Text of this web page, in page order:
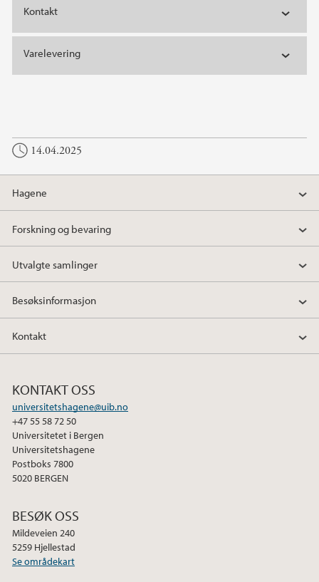
Hovedinnhold
Kontakt
Varelevering
14.04.2025
Hagene
Forskning og bevaring
Utvalgte samlinger
Besøksinformasjon
Kontakt
KONTAKT OSS
universitetshagene@uib.no
+47 55 58 72 50
Universitetet i Bergen
Universitetshagene
Postboks 7800
5020 BERGEN
BESØK OSS
Mildeveien 240
5259 Hjellestad
Se områdekart